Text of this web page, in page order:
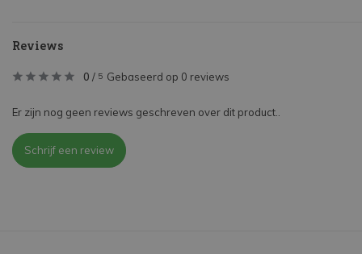
Reviews
0 / 5 Gebaseerd op 0 reviews
Er zijn nog geen reviews geschreven over dit product..
Schrijf een review